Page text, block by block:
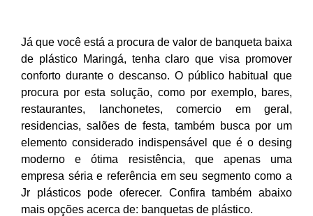
Já que você está a procura de valor de banqueta baixa
de plástico Maringá, tenha claro que visa promover
conforto durante o descanso. O público habitual que
procura por esta solução, como por exemplo, bares,
restaurantes, lanchonetes, comercio em geral,
residencias, salões de festa, também busca por um
elemento considerado indispensável que é o desing
moderno e ótima resistência, que apenas uma
empresa séria e referência em seu segmento como a
Jr plásticos pode oferecer. Confira também abaixo
mais opções acerca de: banquetas de plástico.